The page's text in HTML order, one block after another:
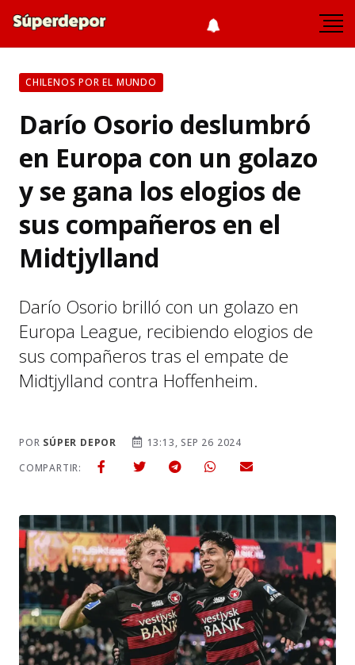
CHILENOS POR EL MUNDO
Darío Osorio deslumbró
en Europa con un golazo
y se gana los elogios de
sus compañeros en el
Midtjylland
Darío Osorio brilló con un golazo en
Europa League, recibiendo elogios de
sus compañeros tras el empate de
Midtjylland contra Hoffenheim.
POR SÚPER DEPOR
13:13, SEP 26 2024
COMPARTIR: